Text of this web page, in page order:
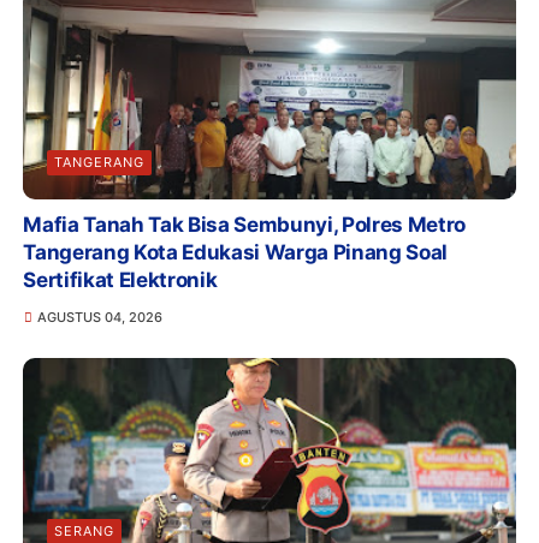
TANGERANG
Mafia Tanah Tak Bisa Sembunyi, Polres Metro
Tangerang Kota Edukasi Warga Pinang Soal
Sertifikat Elektronik
AGUSTUS 04, 2026
SERANG